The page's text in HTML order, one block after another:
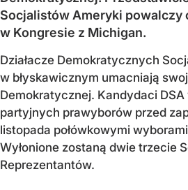
Socjalistów Ameryki powalczy
w Kongresie z Michigan.
Działacze Demokratycznych
w błyskawicznym umacniają
Demokratycznej. Kandydaci
partyjnych prawyborów przed
listopada połówkowymi
Wyłonione zostaną dwie trzecie
Reprezentantów.